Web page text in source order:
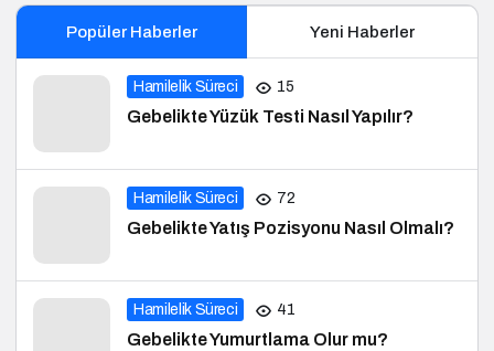
Popüler Haberler Yeni Haberler
Hamilelik Süreci 15
Gebelikte Yüzük Testi Nasıl Yapılır?
Hamilelik Süreci 72
Gebelikte Yatış Pozisyonu Nasıl Olmalı?
Hamilelik Süreci 41
Gebelikte Yumurtlama Olur mu?